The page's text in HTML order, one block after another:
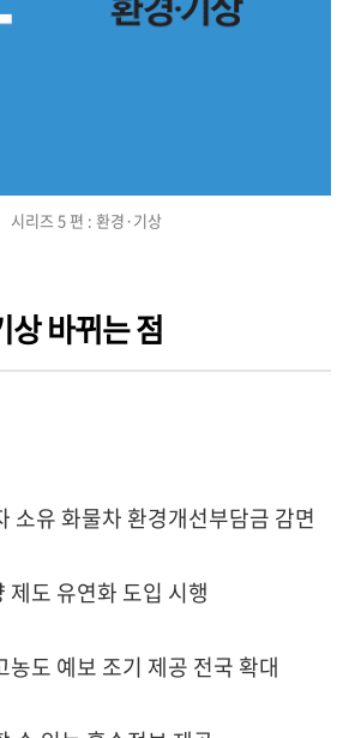
시리즈 5 편 : 환경·기상
상 바뀌는 점
소유 화물차 환경개선부담금 감면
도 유연화 도입 시행
농도 예보 조기 제공 전국 확대